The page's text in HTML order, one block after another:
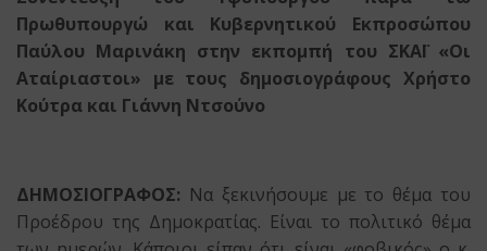
Πρωθυπουργώ και Κυβερνητικού Εκπροσώπου
Παύλου Μαρινάκη στην εκπομπή του ΣΚΑΪ «Οι
Αταίριαστοι» με τους δημοσιογράφους Χρήστο
Κούτρα και Γιάννη Ντσούνο
ΔΗΜΟΣΙΟΓΡΑΦΟΣ: Να ξεκινήσουμε με το θέμα του
Προέδρου της Δημοκρατίας. Είναι το πολιτικό θέμα